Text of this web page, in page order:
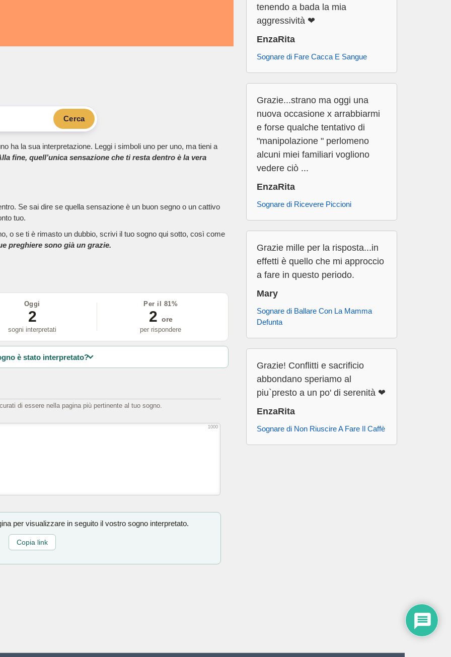
Cerca
ha la sua interpretazione. Leggi i simboli uno per uno, ma tieni a
fine, quell’unica sensazione che ti resta dentro è la vera
Se sai dire se quella sensazione è un buon segno o un cattivo
tuo.
o se ti è rimasto un dubbio, scrivi il tuo sogno qui sotto, così come
preghiere sono già un grazie.
Oggi
2
sogni interpretati
Per il 81%
2 ore
per rispondere
è stato interpretato?
di essere nella pagina più pertinente al tuo sogno.
1000
per visualizzare in seguito il vostro sogno interpretato.
Copia link
tenendo a bada la mia
aggressività ❤
EnzaRita
Sognare di Fare Cacca E Sangue
Grazie...strano ma oggi una
nuova occasione x arrabbiarmi
e forse qualche tentativo di
"manipolazione " perlomeno
alcuni miei familiari vogliono
vedere ciò ...
EnzaRita
Sognare di Ricevere Piccioni
Grazie mille per la risposta...in
effetti è quello che mi approccio
a fare in questo periodo.
Mary
Sognare di Ballare Con La Mamma
Defunta
Grazie! Conflitti e sacrificio
abbondano speriamo al
piu`presto a un po' di serenità ❤
EnzaRita
Sognare di Non Riuscire A Fare Il Caffè